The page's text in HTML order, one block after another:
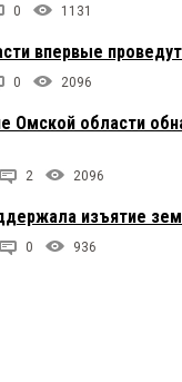
0 1131
впервые
0 2096
Омской области
2 2096
изъятие
0 936